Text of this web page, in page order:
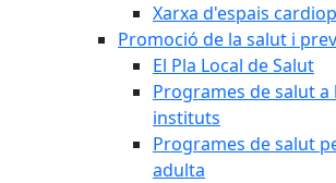
Xarxa d'espais
Promoció de la salut i
El Pla Local de Salut
Programes de salut a
instituts
Programes de salut
adulta